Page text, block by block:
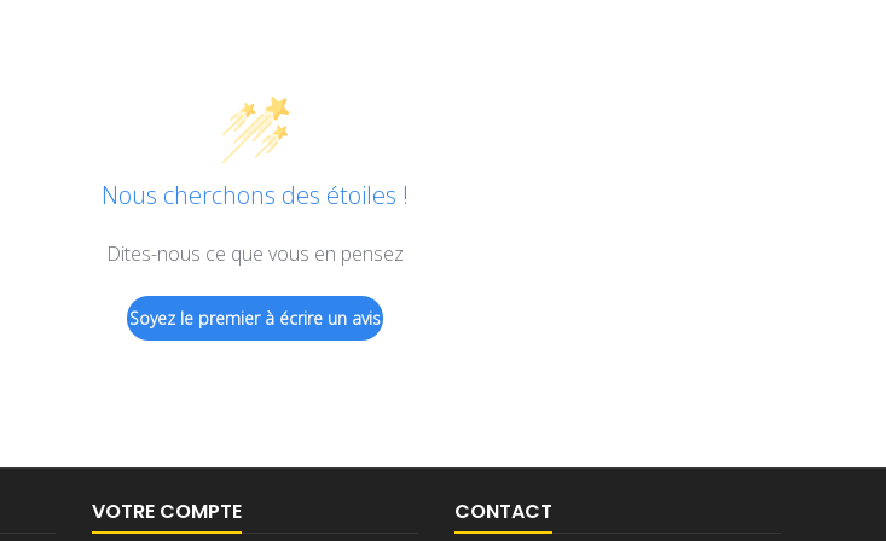
Nous cherchons des étoiles !
Dites-nous ce que vous en pensez
Soyez le premier à écrire un avis
VOTRE COMPTE CONTACT